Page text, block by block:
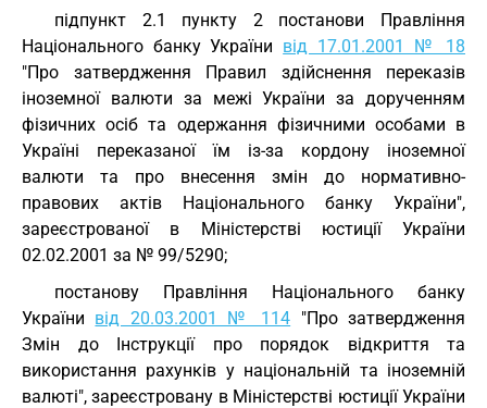
підпункт 2.1 пункту 2 постанови Правління
Національного банку України від 17.01.2001 № 18
"Про затвердження Правил здійснення переказів
іноземної валюти за межі України за дорученням
фізичних осіб та одержання фізичними особами в
Україні переказаної їм із-за кордону іноземної
валюти та про внесення змін до нормативно-
правових актів Національного банку України",
зареєстрованої в Міністерстві юстиції України
02.02.2001 за № 99/5290;
постанову Правління Національного банку
України від 20.03.2001 № 114 "Про затвердження
Змін до Інструкції про порядок відкриття та
використання рахунків у національній та іноземній
валюті", зареєстровану в Міністерстві юстиції України